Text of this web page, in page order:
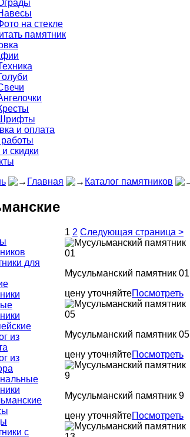
на стекле
памятник
и оплата
скидки
Главная Каталог памятников
для
из
из
с
1 2 Следующая страница >
Мусульманский памятник 01
цену уточняйтеПосмотреть
Мусульманский памятник 05
цену уточняйтеПосмотреть
Мусульманский памятник 9
цену уточняйтеПосмотреть